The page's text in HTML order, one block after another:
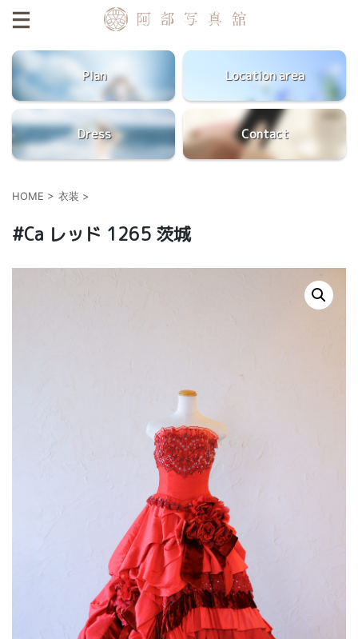
Plan Location area
Dress Contact
HOME > 衣装 >
#Ca レッド 1265 茨城